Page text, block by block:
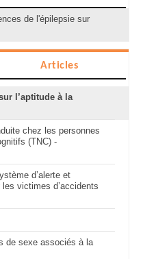
de l'épilepsie sur
Articles
l’aptitude à la
chez les personnes
(TNC) -
d’alerte et
victimes d’accidents
de sexe associés à la